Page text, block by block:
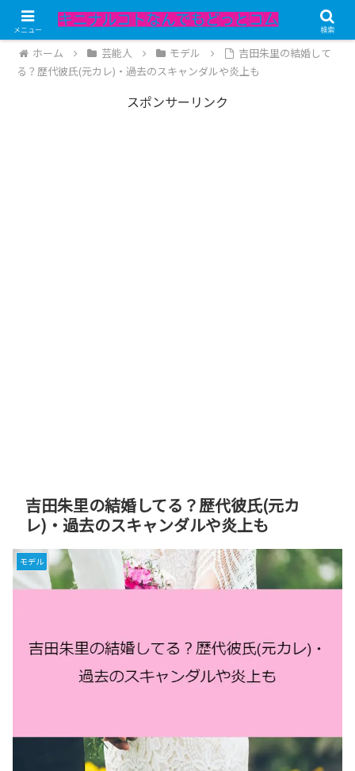
記事内にPRが含まれています。
ホーム 芸能人 モデル
吉田朱里の結婚して
る？歴代彼氏(元カレ)・過去のスキャンダルや炎上も
スポンサーリンク
吉田朱里の結婚してる？歴代彼氏(元カ
レ)・過去のスキャンダルや炎上も
モデル
メニュー 検索